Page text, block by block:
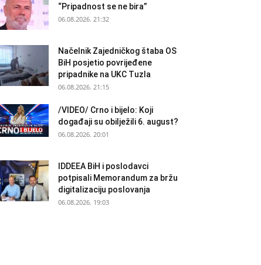
“Pripadnost se ne bira”
06.08.2026. 21:32
Načelnik Zajedničkog štaba OS
BiH posjetio povrijeđene
pripadnike na UKC Tuzla
06.08.2026. 21:15
/VIDEO/ Crno i bijelo: Koji
događaji su obilježili 6. august?
06.08.2026. 20:01
IDDEEA BiH i poslodavci
potpisali Memorandum za bržu
digitalizaciju poslovanja
06.08.2026. 19:03